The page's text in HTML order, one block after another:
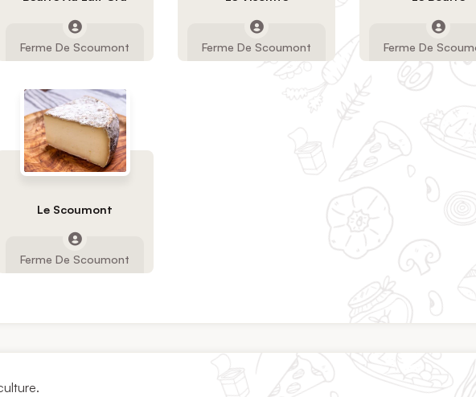
Ferme De Scoumont Ferme De Scoumont Ferme De
Le Scoumont
Ferme De Scoumont